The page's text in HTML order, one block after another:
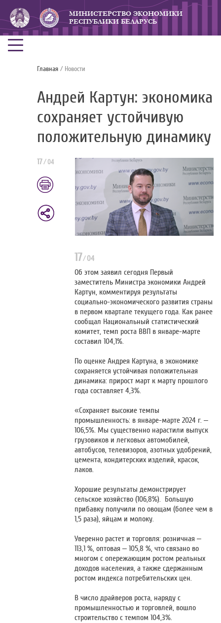
МИНИСТЕРСТВО ЭКОНОМИКИ
РЕСПУБЛИКИ БЕЛАРУСЬ
Главная / Новости
Андрей Картун: экономика
сохраняет устойчивую
положительную динамику
17/ 04
17/04
Об этом заявил сегодня Первый
заместитель Министра экономики Андрей
Картун, комментируя результаты
социально-экономического развития страны
в первом квартале текущего года. Как ранее
сообщал Национальный статистический
комитет, темп роста ВВП в январе-марте
составил 104,1%.
По оценке Андрея Картуна, в экономике
сохраняется устойчивая положительная
динамика: прирост март к марту прошлого
года составляет 4,3%.
«Сохраняет высокие темпы
промышленность: в январе-марте 2024 г. –
106,5%. Мы существенно нарастили выпуск
грузовиков и легковых автомобилей,
автобусов, телевизоров, азотных удобрений,
цемента, кондитерских изделий, красок,
лаков.
Хорошие результаты демонстрирует
сельское хозяйство (106,8%). Большую
прибавку получили по овощам (более чем в
1,5 раза), яйцам и молоку.
Уверенно растет и торговля: розничная –
113,1 %, оптовая – 105,8 %, что связано во
многом с опережающим ростом реальных
доходов населения, а также сдержанным
ростом индекса потребительских цен.
В число драйверов роста, наряду с
промышленностью и торговлей, вошло
строительство с темпом 104,3%.